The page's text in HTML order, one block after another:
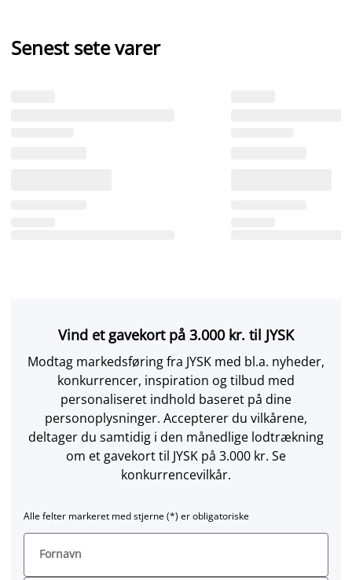
Senest sete varer
Vind et gavekort på 3.000 kr. til JYSK
Modtag markedsføring fra JYSK med bl.a. nyheder,
konkurrencer, inspiration og tilbud med
personaliseret indhold baseret på dine
personoplysninger. Accepterer du vilkårene,
deltager du samtidig i den månedlige lodtrækning
om et gavekort til JYSK på 3.000 kr. Se
konkurrencevilkår.
Alle felter markeret med stjerne (*) er obligatoriske
Fornavn